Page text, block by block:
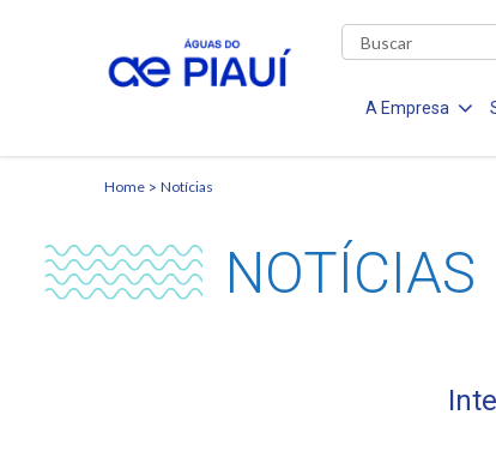
A Empresa
Home Notícias
NOTÍCIAS